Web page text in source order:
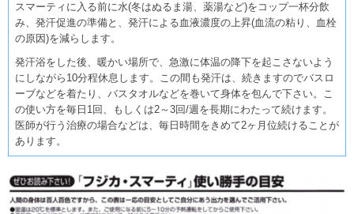
スマーティに入る前に水(冬はぬるま湯、薬湯など)をコップ一杯分飲
み、発汗促進の準備と、発汗による血液濃度の上昇(血流の粘り、血栓
の原因)を減らします。
発汗浴をした後、暖かい場所で、急激に体温の降下を起こさないよう
にしながら10分程休息します。この間も発汗は、続きますのでバスロ
ーブなどを着たり、バスタオルなどを巻いて身体を包んで下さい。こ
の使い方を毎日1回、もしくは2～3回/週を長期にわたって続けます。
医師が行う治療の場合などは、毎日時間をきめて2ヶ月位続けることが
あります。